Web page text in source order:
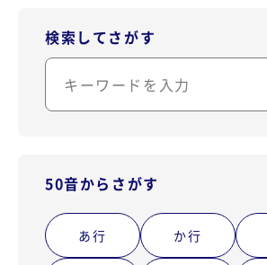
検索してさがす
50音からさがす
あ行 か行